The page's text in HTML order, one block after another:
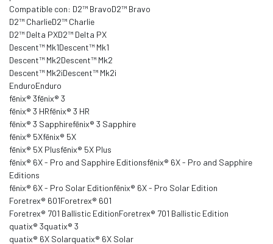
Compatible con: D2™ BravoD2™ Bravo
D2™ CharlieD2™ Charlie
D2™ Delta PXD2™ Delta PX
Descent™ Mk1Descent™ Mk1
Descent™ Mk2Descent™ Mk2
Descent™ Mk2iDescent™ Mk2i
EnduroEnduro
fēnix® 3fēnix® 3
fēnix® 3 HRfēnix® 3 HR
fēnix® 3 Sapphirefēnix® 3 Sapphire
fēnix® 5Xfēnix® 5X
fēnix® 5X Plusfēnix® 5X Plus
fēnix® 6X - Pro and Sapphire Editionsfēnix® 6X - Pro and Sapphire
Editions
fēnix® 6X - Pro Solar Editionfēnix® 6X - Pro Solar Edition
Foretrex® 601Foretrex® 601
Foretrex® 701 Ballistic EditionForetrex® 701 Ballistic Edition
quatix® 3quatix® 3
quatix® 6X Solarquatix® 6X Solar